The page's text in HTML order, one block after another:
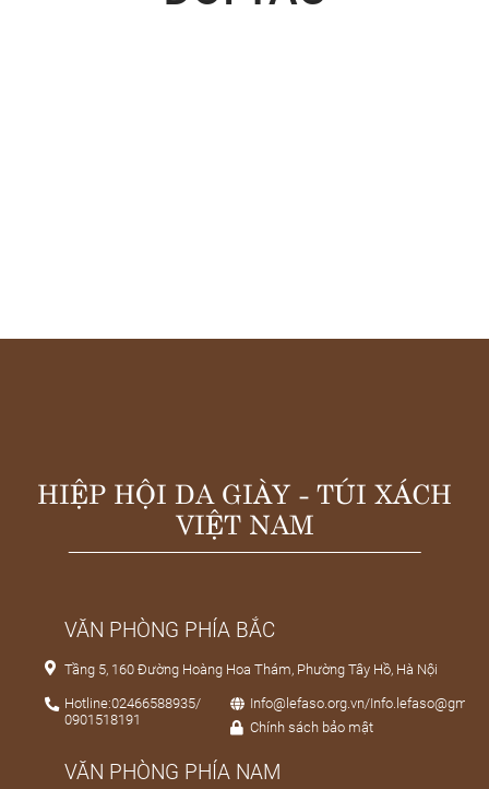
HIỆP HỘI DA GIÀY - TÚI XÁCH
VIỆT NAM
VĂN PHÒNG PHÍA BẮC
Tầng 5, 160 Đường Hoàng Hoa Thám, Phường Tây Hồ, Hà Nội
Hotline:02466588935/
0901518191
Info@lefaso.org.vn/
Chính sách bảo mật
VĂN PHÒNG PHÍA NAM